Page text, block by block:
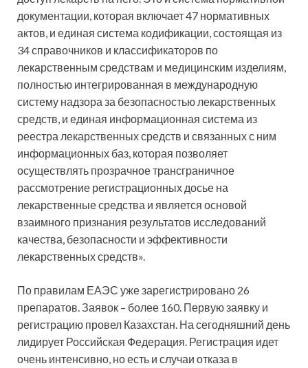
документации, которая включает 47 нормативных
актов, и единая система кодификации, состоящая из
34 справочников и классификаторов по
лекарственным средствам и медицинским изделиям,
полностью интегрированная в международную
систему надзора за безопасностью лекарственных
средств, и единая информационная система из
реестра лекарственных средств и связанных с ним
информационных баз, которая позволяет
осуществлять прозрачное трансграничное
рассмотрение регистрационных досье на
лекарственные средства и является основой
взаимного признания результатов исследований
качества, безопасности и эффективности
лекарственных средств».
По правилам ЕАЭС уже зарегистрировано 26
препаратов. Заявок – более 160. Первую заявку и
регистрацию провел Казахстан. На сегодняшний день
лидирует Российская Федерация. Регистрация идет
очень интенсивно, но есть и случаи отказа в